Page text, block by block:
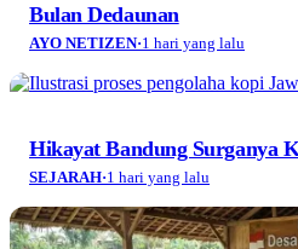
Bulan Dedaunan
AYO NETIZEN·1 hari yang lalu
Hikayat Bandung Surganya
SEJARAH·1 hari yang lalu